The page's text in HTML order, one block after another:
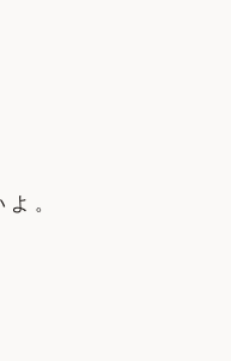
。